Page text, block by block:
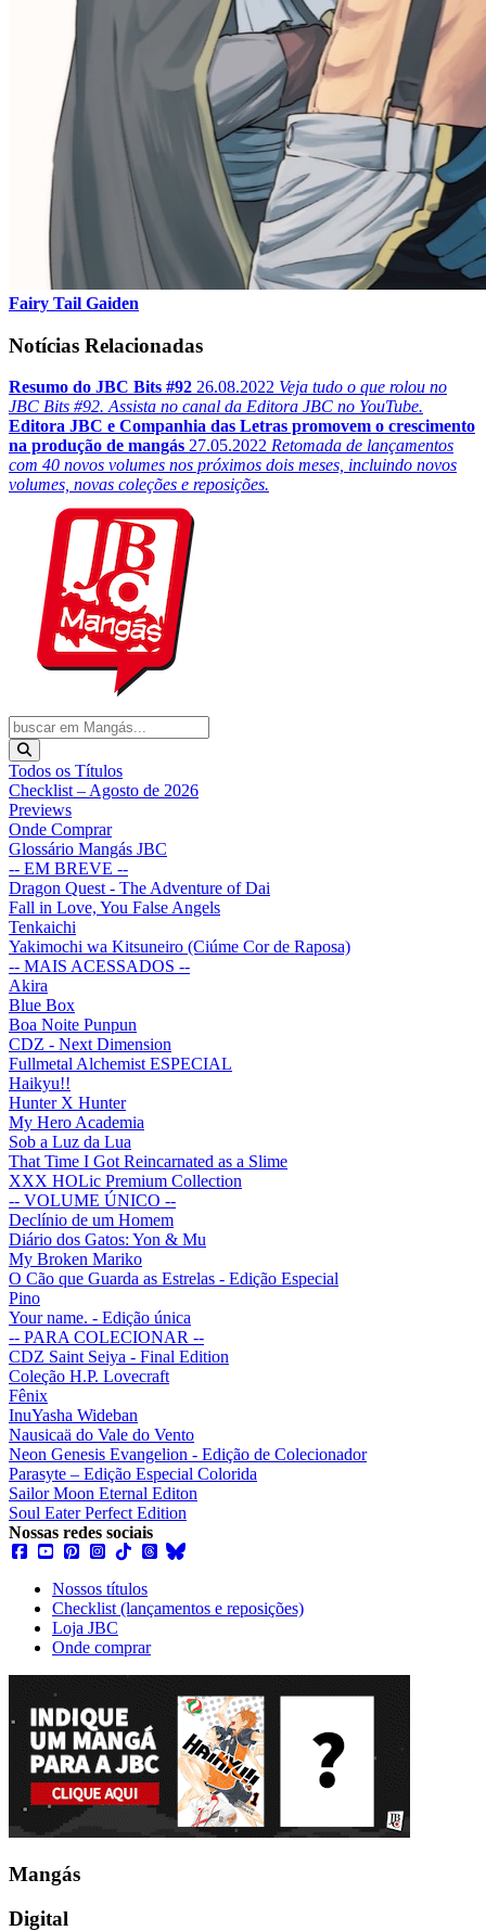
Fairy Tail Gaiden
Notícias Relacionadas
Resumo do JBC Bits #92 26.08.2022 Veja tudo o que rolou no
JBC Bits #92. Assista no canal da Editora JBC no YouTube.
Editora JBC e Companhia das Letras promovem o crescimento
na produção de mangás 27.05.2022 Retomada de lançamentos
com 40 novos volumes nos próximos dois meses, incluindo novos
volumes, novas coleções e reposições.
Todos os Títulos
Checklist – Agosto de 2026
Previews
Onde Comprar
Glossário Mangás JBC
-- EM BREVE --
Dragon Quest - The Adventure of Dai
Fall in Love, You False Angels
Tenkaichi
Yakimochi wa Kitsuneiro (Ciúme Cor de Raposa)
-- MAIS ACESSADOS --
Akira
Blue Box
Boa Noite Punpun
CDZ - Next Dimension
Fullmetal Alchemist ESPECIAL
Haikyu!!
Hunter X Hunter
My Hero Academia
Sob a Luz da Lua
That Time I Got Reincarnated as a Slime
XXX HOLic Premium Collection
-- VOLUME ÚNICO --
Declínio de um Homem
Diário dos Gatos: Yon & Mu
My Broken Mariko
O Cão que Guarda as Estrelas - Edição Especial
Pino
Your name. - Edição única
-- PARA COLECIONAR --
CDZ Saint Seiya - Final Edition
Coleção H.P. Lovecraft
Fênix
InuYasha Wideban
Nausicaä do Vale do Vento
Neon Genesis Evangelion - Edição de Colecionador
Parasyte – Edição Especial Colorida
Sailor Moon Eternal Editon
Soul Eater Perfect Edition
Nossas redes sociais
Nossos títulos
Checklist (lançamentos e reposições)
Loja JBC
Onde comprar
Mangás
Digital